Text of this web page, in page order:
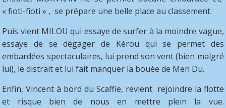
« fioti-fioti » , se prépare une belle place au classement.
Puis vient MILOU qui essaye de surfer à la moindre vague,
essaye de se dégager de Kérou qui se permet des
embardées spectaculaires, lui prend son vent (bien malgré
lui), le distrait et lui fait manquer la bouée de Men Du.
Enfin, Vincent à bord du Scaffie, revient rejoindre la flotte
et risque bien de nous en mettre plein la vue.